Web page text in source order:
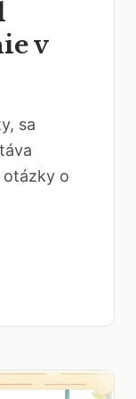
v
sa
otázky o